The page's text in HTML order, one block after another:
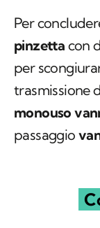
Per
pinzetta con
per
trasmissione
monouso
passaggio